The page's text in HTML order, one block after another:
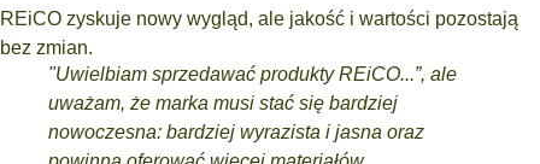
REiCO zyskuje nowy wygląd, ale jakość i wartości pozostają
bez zmian.
"Uwielbiam sprzedawać produkty REiCO...”, ale
uważam, że marka musi stać się bardziej
nowoczesna: bardziej wyrazista i jasna oraz